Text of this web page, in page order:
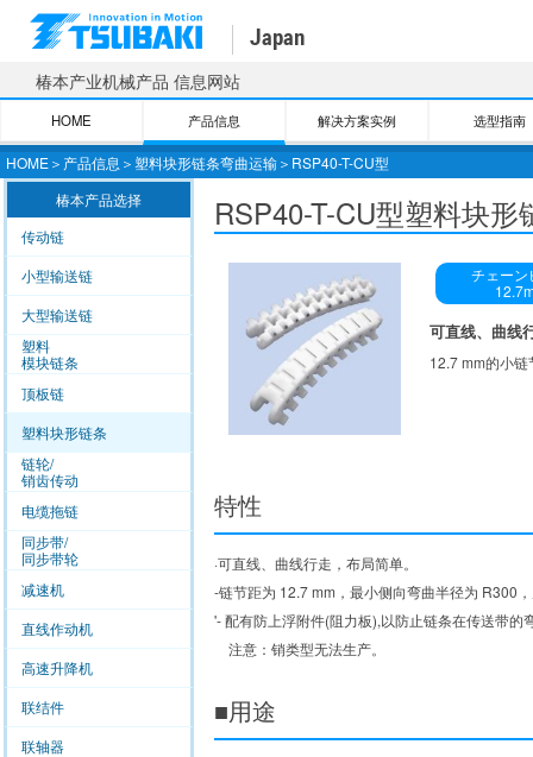
HOME＞ 产品信息 ＞塑料块形链条弯曲运输＞ RSP40-T-CU型
Japan
椿本产业机械产品 信息网站
HOME 产品信息 解决方案实例 选型指南
椿本产品选择
传动链
小型输送链
大型输送链
塑料
模块链条
顶板链
塑料块形链条
链轮/
销齿传动
电缆拖链
同步带/
同步带轮
减速机
直线作动机
高速升降机
联结件
联轴器
RSP40-T-CU型塑料块形
チェーン
可直线、曲线
12.7 mm的小
特性
·可直线、曲线行走，布局简单。
-链节距为 12.7 mm，最小侧向弯曲半径为 R300
'- 配有防上浮附件(阻力板),以防止链条在传送带的
注意：销类型无法生产。
■用途